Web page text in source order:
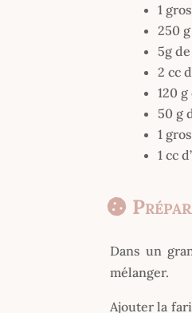
1
250
5g
2 cc
120
50 g
1
1 cc
Dans un
mélanger.
Ajouter la